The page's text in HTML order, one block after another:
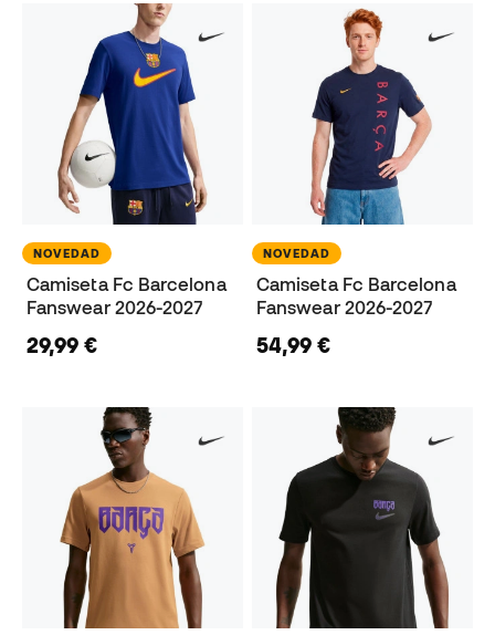
NOVEDAD
Camiseta Fc Barcelona
Fanswear 2026-2027
29,99 €
NOVEDAD
Camiseta Fc Barcelona
Fanswear 2026-2027
54,99 €